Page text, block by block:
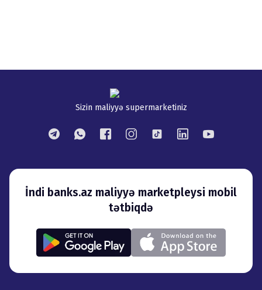
Sizin maliyyə supermarketiniz
İndi banks.az maliyyə marketpleysi mobil
tətbiqdə